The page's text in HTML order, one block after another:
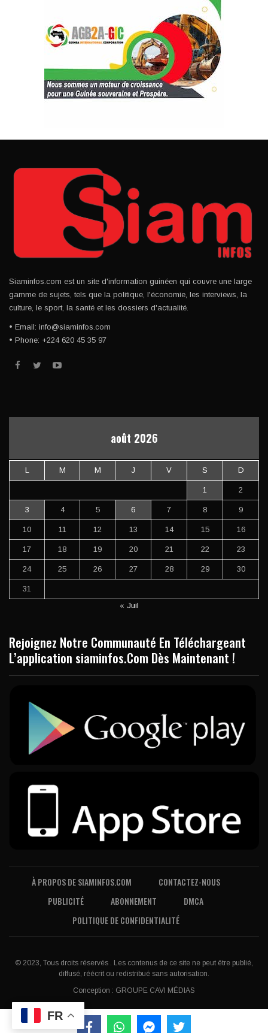
Siaminfos.com est un site d'information guinéen qui couvre une large
gamme de sujets, tels que la politique, l'économie, les interviews, la
culture, le sport, la santé et les dossiers d'actualité.
• Email: info@siaminfos.com
• Phone: +224 620 45 35 97
août 2026
L M M J V S D
1 2
3 4 5 6 7 8 9
10 11 12 13 14 15 16
17 18 19 20 21 22 23
24 25 26 27 28 29 30
31
« Juil
Rejoignez Notre Communauté En Téléchargeant
L’application siaminfos.Com Dès Maintenant !
À PROPOS DE SIAMINFOS.COM
CONTACTEZ-NOUS
PUBLICITÉ
ABONNEMENT
DMCA
POLITIQUE DE CONFIDENTIALITÉ
© 2023, Tous droits réservés . Les contenus de ce site ne peut être publié,
diffusé, réécrit ou redistribué sans autorisation.
Conception : GROUPE CAVI MÉDIAS
FR